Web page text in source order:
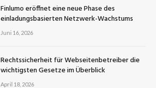
Finlumo eröffnet eine neue Phase des
einladungsbasierten Netzwerk-Wachstums
Juni 16, 2026
Rechtssicherheit für Webseitenbetreiber die
wichtigsten Gesetze im Überblick
April 18, 2026